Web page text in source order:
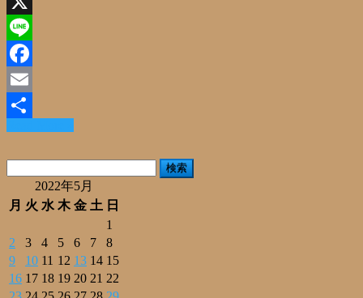
X
Line
Facebook
Email
共
有
2022年5月
月 火 水 木 金 土 日
1
2
3 4 5 6 7
8
9
10 11 12 13 14 15
16 17 18 19 20 21 22